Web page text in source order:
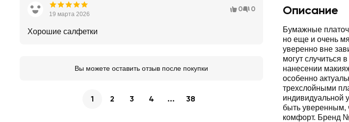
Описание
Бумажные
но еще и очень
уверенно вне
могут случиться
нанесении
особенно
трехслойными
индивидуальной
быть уверенным,
комфорт. Бренд
19 марта 2026
0 0
Хорошие салфетки
Вы можете оставить отзыв после покупки
1 2 3 4 ... 38